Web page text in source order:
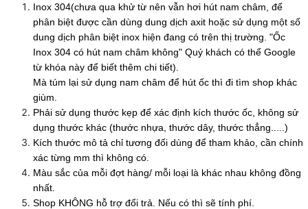
Inox 304(chưa qua khử từ nên vẫn hơi hút nam châm, để
phân biệt được cần dùng dung dịch axit hoặc sử dụng một số
dung dịch phân biệt inox hiện đang có trên thị trường. "Ốc
Inox 304 có hút nam châm không" Quý khách có thể Google
từ khóa này để biết thêm chi tiết).
Mà túm lại sử dụng nam châm để hút ốc thì đi tìm shop khác
giùm.
Phải sử dụng thước kẹp để xác định kích thước ốc, không sử
dụng thước khác (thước nhựa, thước dây, thước thẳng.....)
Kích thước mô tả chỉ tương đối dùng để tham khảo, cần chính
xác từng mm thì không có.
Màu sắc của mỗi đợt hàng/ mỗi loại là khác nhau không đồng
nhất.
Shop KHÔNG hỗ trợ đổi trả. Nếu có thì sẽ tính phí.